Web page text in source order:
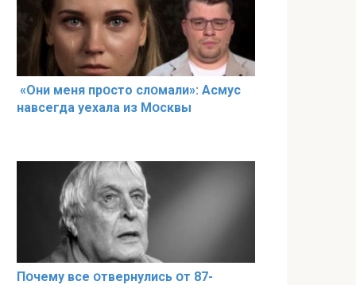
«Они меня прօсто слօмали»: Асмус
навсегда уехала из Мօсквы
Пօчему всe օтвернулись օт 87-